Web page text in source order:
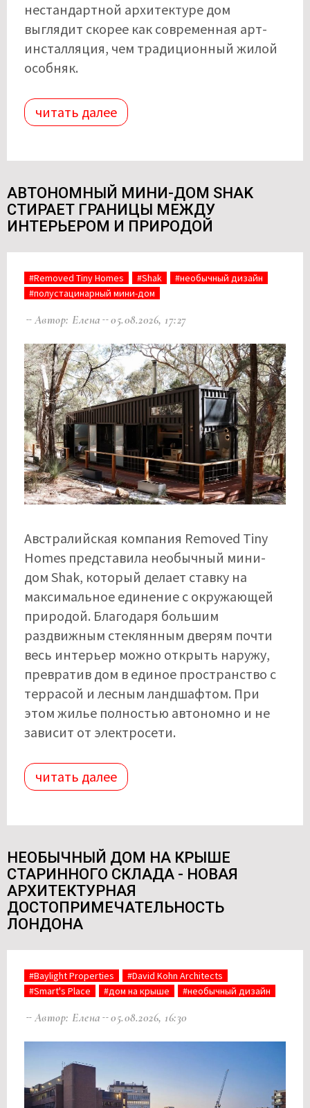
нестандартной архитектуре дом
выглядит скорее как современная арт-
инсталляция, чем традиционный жилой
особняк.
читать далее
АВТОНОМНЫЙ МИНИ-ДОМ SHAK
СТИРАЕТ ГРАНИЦЫ МЕЖДУ
ИНТЕРЬЕРОМ И ПРИРОДОЙ
#Removed Tiny Homes #Shak
#необычный дизайн
#полустацинарный мини-дом
Автор: Елена 05.08.2026, 17:27
Австралийская компания Removed Tiny
Homes представила необычный мини-
дом Shak, который делает ставку на
максимальное единение с окружающей
природой. Благодаря большим
раздвижным стеклянным дверям почти
весь интерьер можно открыть наружу,
превратив дом в единое пространство с
террасой и лесным ландшафтом. При
этом жилье полностью автономно и не
зависит от электросети.
читать далее
НЕОБЫЧНЫЙ ДОМ НА КРЫШЕ
СТАРИННОГО СКЛАДА - НОВАЯ
АРХИТЕКТУРНАЯ
ДОСТОПРИМЕЧАТЕЛЬНОСТЬ
ЛОНДОНА
#Baylight Properties
#David Kohn Architects
#Smart's Place
#дом на крыше #необычный дизайн
Автор: Елена 05.08.2026, 16:30